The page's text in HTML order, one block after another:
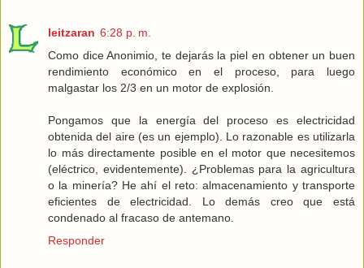
leitzaran 6:28 p. m.
Como dice Anonimio, te dejarás la piel en obtener un buen
rendimiento económico en el proceso, para luego
malgastar los 2/3 en un motor de explosión.
Pongamos que la energía del proceso es electricidad
obtenida del aire (es un ejemplo). Lo razonable es utilizarla
lo más directamente posible en el motor que necesitemos
(eléctrico, evidentemente). ¿Problemas para la agricultura
o la minería? He ahí el reto: almacenamiento y transporte
eficientes de electricidad. Lo demás creo que está
condenado al fracaso de antemano.
Responder